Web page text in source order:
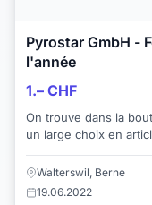
Pyrostar GmbH -
l'année
1.– CHF
On trouve dans la
un large choix en
un vaste éventail en
Walterswil, Berne
19.06.2022